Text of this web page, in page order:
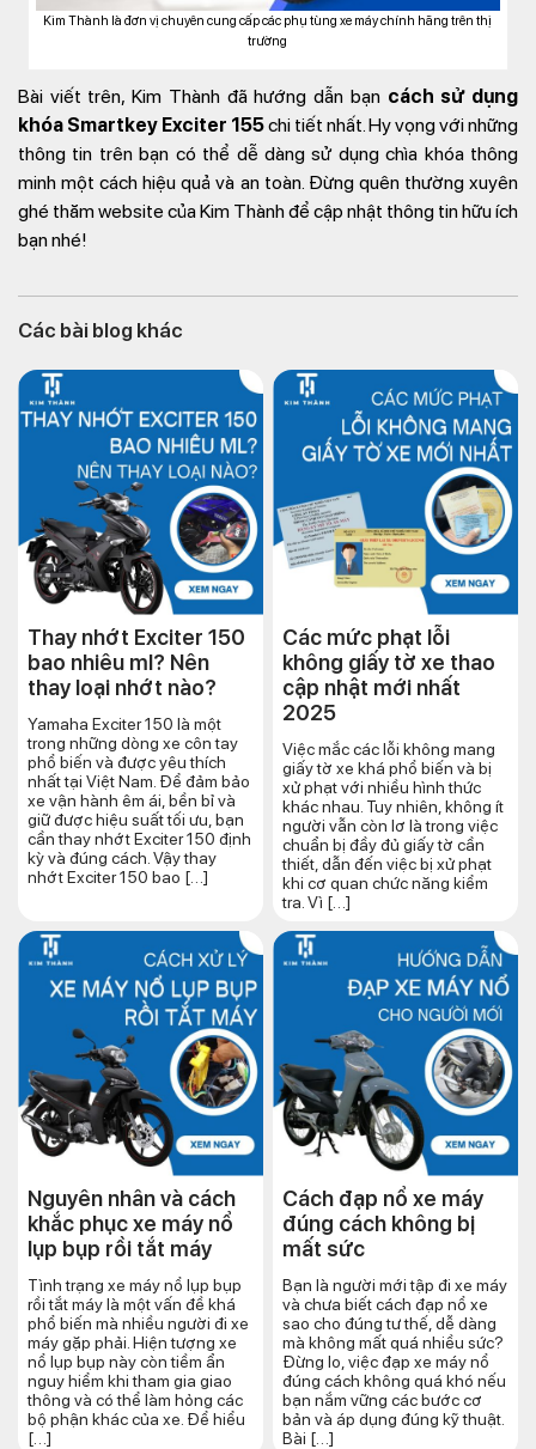
Kim Thành là đơn vị chuyên cung cấp các phụ tùng xe máy chính hãng trên thị
trường
Bài viết trên, Kim Thành đã hướng dẫn bạn cách sử dụng
khóa Smartkey Exciter 155chi tiết nhất. Hy vọng với những
thông tin trên bạn có thể dễ dàng sử dụng chìa khóa thông
minh một cách hiệu quả và an toàn. Đừng quên thường xuyên
ghé thăm website của Kim Thành để cập nhật thông tin hữu ích
bạn nhé!
Các bài blog khác
Thay nhớt Exciter 150
bao nhiêu ml? Nên
thay loại nhớt nào?
Yamaha Exciter 150 là một
trong những dòng xe côn tay
phổ biến và được yêu thích
nhất tại Việt Nam. Để đảm bảo
xe vận hành êm ái, bền bỉ và
giữ được hiệu suất tối ưu, bạn
cần thay nhớt Exciter 150 định
kỳ và đúng cách. Vậy thay
nhớt Exciter 150 bao […]
Các mức phạt lỗi
không giấy tờ xe thao
cập nhật mới nhất
2025
Việc mắc các lỗi không mang
giấy tờ xe khá phổ biến và bị
xử phạt với nhiều hình thức
khác nhau. Tuy nhiên, không ít
người vẫn còn lơ là trong việc
chuẩn bị đầy đủ giấy tờ cần
thiết, dẫn đến việc bị xử phạt
khi cơ quan chức năng kiểm
tra. Vì […]
Nguyên nhân và cách
khắc phục xe máy nổ
lụp bụp rồi tắt máy
Tình trạng xe máy nổ lụp bụp
rồi tắt máy là một vấn đề khá
phổ biến mà nhiều người đi xe
máy gặp phải. Hiện tượng xe
nổ lụp bụp này còn tiềm ẩn
nguy hiểm khi tham gia giao
thông và có thể làm hỏng các
bộ phận khác của xe. Để hiểu
[…]
Cách đạp nổ xe máy
đúng cách​ không bị
mất sức
Bạn là người mới tập đi xe máy
và chưa biết cách đạp nổ xe
sao cho đúng tư thế, dễ dàng
mà không mất quá nhiều sức?
Đừng lo, việc đạp xe máy nổ
đúng cách không quá khó nếu
bạn nắm vững các bước cơ
bản và áp dụng đúng kỹ thuật.
Bài […]